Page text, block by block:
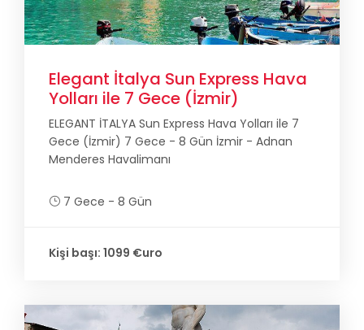
Elegant İtalya Sun Express Hava
Yolları ile 7 Gece (İzmir)
ELEGANT İTALYA Sun Express Hava Yolları ile 7
Gece (İzmir) 7 Gece - 8 Gün İzmir - Adnan
Menderes Havalimanı
7 Gece - 8 Gün
Kişi başı: 1099 €uro